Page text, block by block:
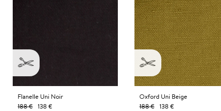
Flanelle Uni Noir
188 € 138 €
Oxford Uni Beige
188 €
138 €